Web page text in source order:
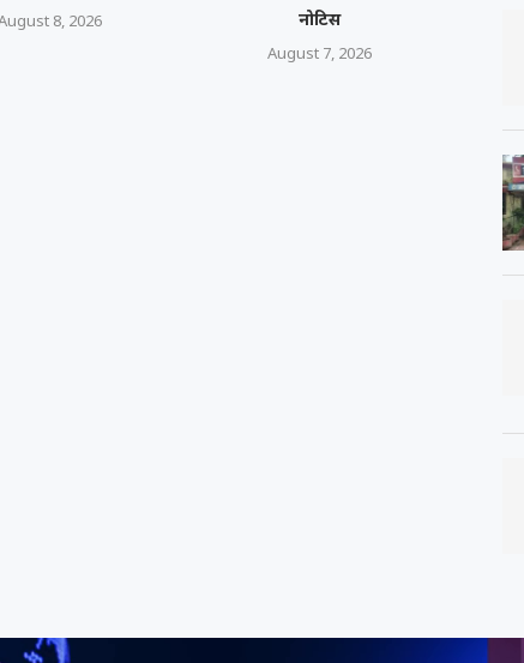
8, 2026
नोटिस
August 7, 2026